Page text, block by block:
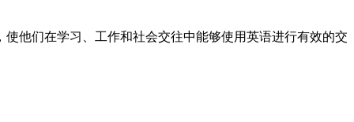
他们在学习、工作和社会交往中能够使用英语进行有效的交